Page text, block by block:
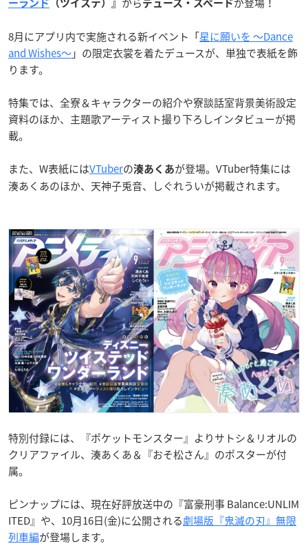
ーランド （ツイステ）』 デュース・スペード
8月にアプリ内で実施される新イベント「星に願いを 〜Dance
and Wishes〜」の限定衣裳を着たデュースが、単独で表紙を飾
ります。
特集では、全寮＆キャラクターの紹介や寮談話室背景美術設定
資料のほか、主題歌アーティスト撮り下ろしインタビューが掲
載。
また、W表紙にはVTuberの湊あくあが登場。VTuber特集には
湊あくあのほか、天神子兎音、しぐれういが掲載されます。
特別付録には、『ポケットモンスター』よりサトシ＆リオルの
クリアファイル、湊あくあ＆『おそ松さん』のポスターが付
属。
ピンナップには、現在好評放送中の『富豪刑事 Balance:UNLIM
ITED』や、10月16日(金)に公開される劇場版『鬼滅の刃』無限
列車編が登場します。